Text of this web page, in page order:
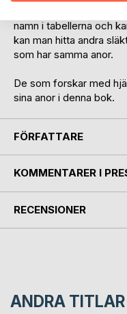
namn i tabellerna och
kan man hitta andra
som har samma anor.
De som forskar med
sina anor i denna bok.
FÖRFATTARE
KOMMENTARER I
RECENSIONER
ANDRA